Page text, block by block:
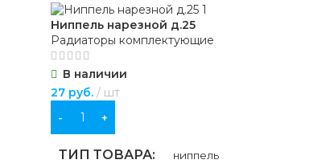
Ниппель нарезной д.25
Радиаторы комплектующие
В наличии
27руб. шт
В КОРЗИНУ
ТИП ТОВАРА ниппель